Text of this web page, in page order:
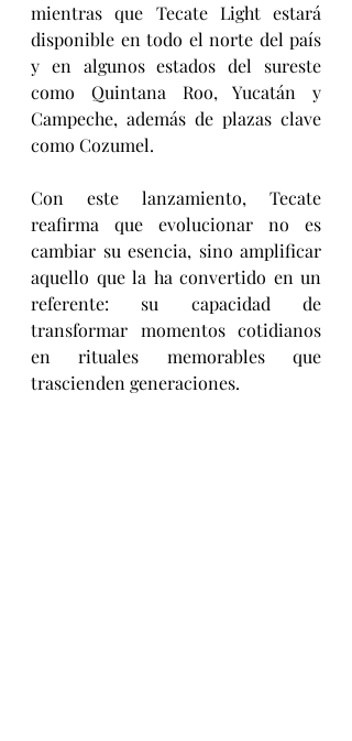
mientras que Tecate Light estará
disponible en todo el norte del país
y en algunos estados del sureste
como Quintana Roo, Yucatán y
Campeche, además de plazas clave
como Cozumel.
Con este lanzamiento, Tecate
reafirma que evolucionar no es
cambiar su esencia, sino amplificar
aquello que la ha convertido en un
referente: su capacidad de
transformar momentos cotidianos
en rituales memorables que
trascienden generaciones.